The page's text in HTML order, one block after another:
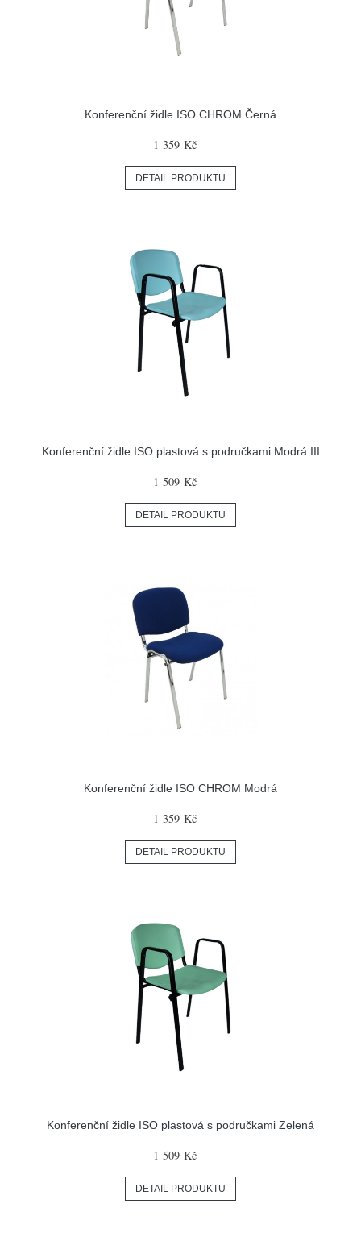
Konferenční židle ISO CHROM Černá
1 359 Kč
DETAIL PRODUKTU
Konferenční židle ISO plastová s područkami Modrá III
1 509 Kč
DETAIL PRODUKTU
Konferenční židle ISO CHROM Modrá
1 359 Kč
DETAIL PRODUKTU
Konferenční židle ISO plastová s područkami Zelená
1 509 Kč
DETAIL PRODUKTU